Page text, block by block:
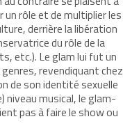
rôle et de multiplier les
derrière la libération
du rôle de la
etc.). Le glam lui fut un
revendiquant chez
de son identité sexuelle
niveau musical, le glam-
pas à faire le show ou